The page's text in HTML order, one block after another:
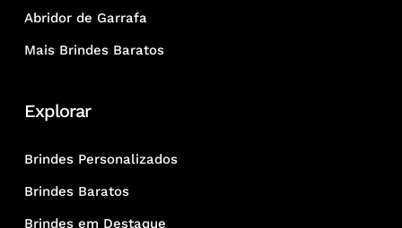
Abridor de Garrafa
Mais Brindes Baratos
Explorar
Brindes Personalizados
Brindes Baratos
Brindes em Destaque